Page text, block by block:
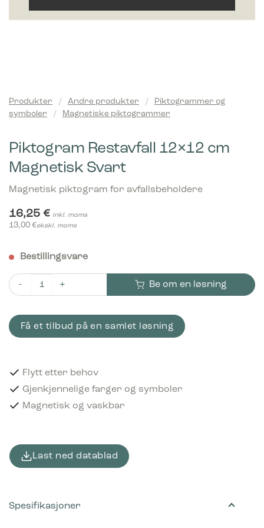
Produkter / Andre produkter /
Piktogrammer og
symboler
/ Magnetiske piktogrammer
Piktogram Restavfall 12×12 cm
Magnetisk Svart
Magnetisk piktogram for avfallsbeholdere
16,25 € inkl. moms
13,00 €ekskl. moms
Bestillingsvare
Piktogram Restavfall 12x12 cm Magnetisk Svart antall
Be om en løsning
Få et tilbud på en samlet løsning
Flytt etter behov
Gjenkjennelige farger og symboler
Magnetisk og vaskbar
Last ned datablad
Spesifikasjoner